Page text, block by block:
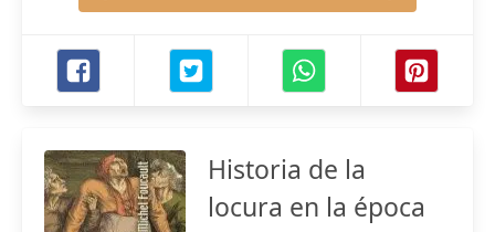
Historia de la
locura en la época